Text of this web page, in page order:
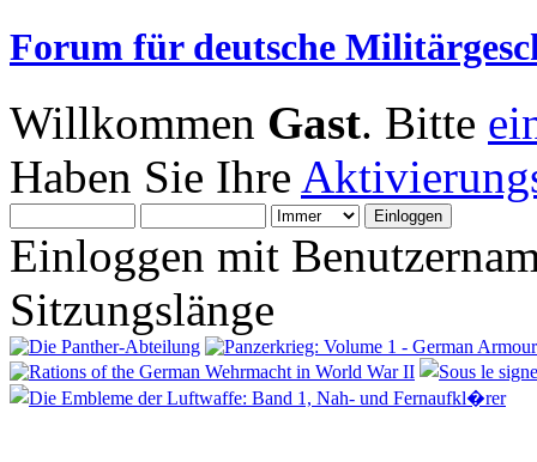
Forum für deutsche
Willkommen Gast. Bitte
Haben Sie Ihre
Einloggen mit
Sitzungslänge